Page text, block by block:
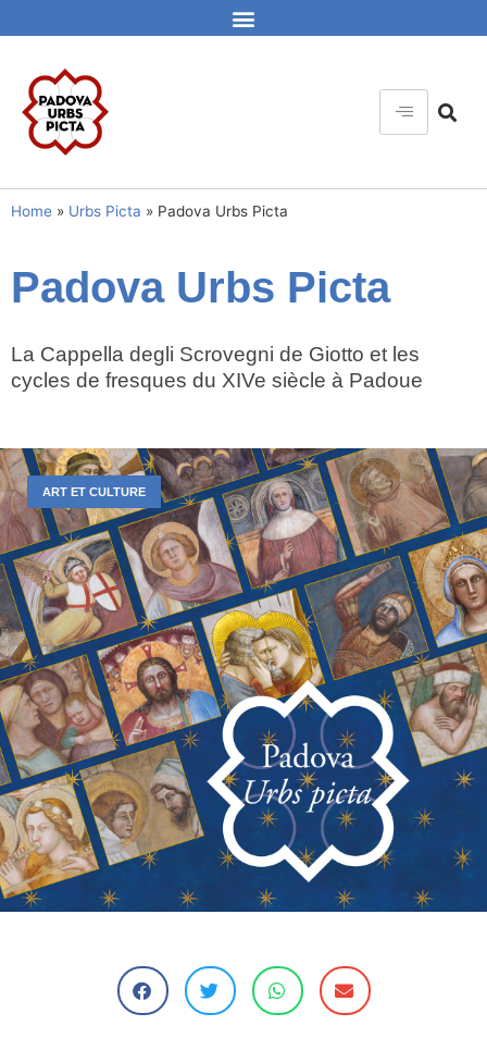
Home » Urbs Picta » Padova Urbs Picta
Padova Urbs Picta
La Cappella degli Scrovegni de Giotto et les
cycles de fresques du XIVe siècle à Padoue
ART ET CULTURE